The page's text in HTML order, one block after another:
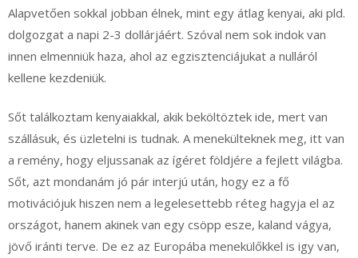
Alapvetően sokkal jobban élnek, mint egy átlag kenyai, aki pld.
dolgozgat a napi 2-3 dollárjáért. Szóval nem sok indok van
innen elmenniük haza, ahol az egzisztenciájukat a nulláról
kellene kezdeniük.
Sőt találkoztam kenyaiakkal, akik beköltöztek ide, mert van
szállásuk, és üzletelni is tudnak. A menekülteknek meg, itt van
a remény, hogy eljussanak az ígéret földjére a fejlett világba.
Sőt, azt mondanám jó pár interjú után, hogy ez a fő
motivációjuk hiszen nem a legelesettebb réteg hagyja el az
országot, hanem akinek van egy csöpp esze, kaland vágya,
jövő iránti terve. De ez az Europába menekülőkkel is igy van,